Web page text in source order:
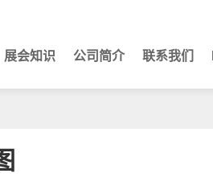
展会知识 公司简介 联系我们